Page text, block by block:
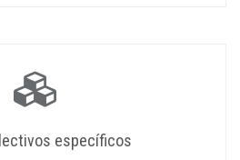
específicos